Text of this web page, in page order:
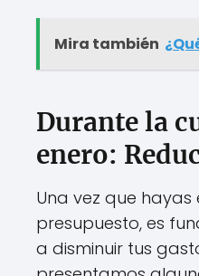
Mira también
Durante la
enero:
Una vez que
presupuesto, es
a disminuir tus